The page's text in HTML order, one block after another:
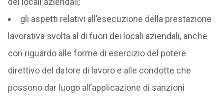
gli aspetti relativi all’esecuzione della prestazione
lavorativa svolta al di fuori dei locali aziendali, anche
con riguardo alle forme di esercizio del potere
direttivo del datore di lavoro e alle condotte che
possono dar luogo all’applicazione di sanzioni